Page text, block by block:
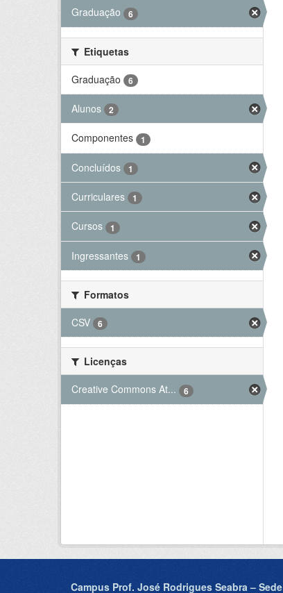
Graduação
6
Etiquetas
Graduação
6
Alunos 2
Componentes 1
Concluídos 1
Curriculares 1
Cursos 1
Ingressantes 1
Formatos
CSV
6
Licenças
Creative Commons At...
6
Campus Prof. José Rodrigues Seabra – Sede